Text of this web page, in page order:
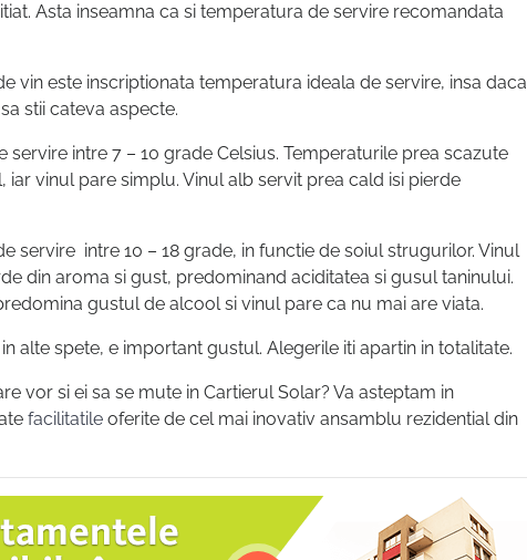
Asta inseamna ca si temperatura de servire recomandata
vin este inscriptionata temperatura ideala de servire, insa daca
stii cateva aspecte.
servire intre 7 – 10 grade Celsius. Temperaturile prea scazute
iar vinul pare simplu. Vinul alb servit prea cald isi pierde
servire intre 10 – 18 grade, in functie de soiul strugurilor. Vinul
din aroma si gust, predominand aciditatea si gusul taninului.
gustul de alcool si vinul pare ca nu mai are viata.
alte spete, e important gustul. Alegerile iti apartin in totalitate.
vor si ei sa se mute in Cartierul Solar? Va asteptam in
facilitatile oferite de cel mai inovativ ansamblu rezidential din